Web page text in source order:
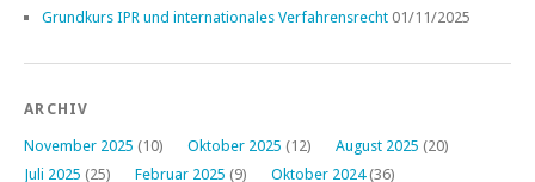
Grundkurs IPR und internationales Verfahrensrecht 01/11/2025
ARCHIV
November 2025 (10) Oktober 2025 (12) August 2025 (20)
Juli 2025 (25) Februar 2025 (9) Oktober 2024(36)